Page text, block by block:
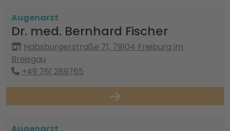
Augenarzt
Dr. med. Bernhard Fischer
Habsburgerstraße 71, 79104 Freiburg im
Breisgau
+49 761 289765